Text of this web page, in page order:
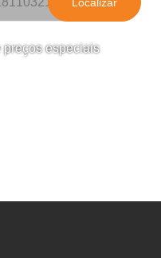
Localizar
preços especiais